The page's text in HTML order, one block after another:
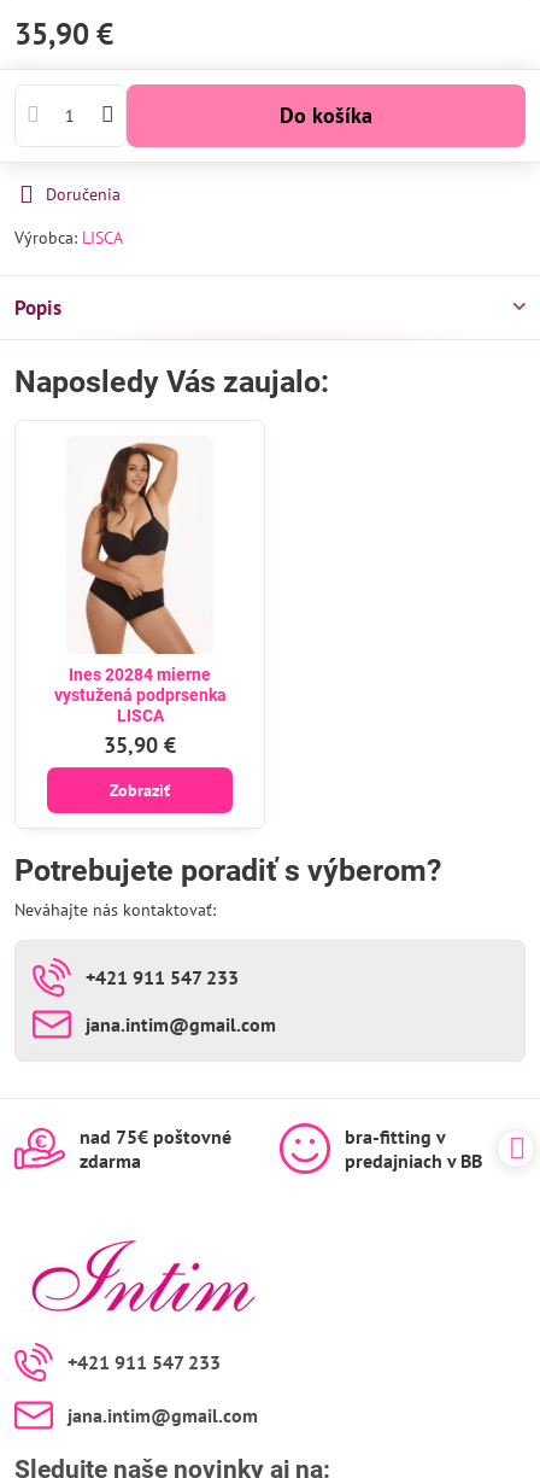
35,90 €
Do košíka
Doručenia
Výrobca: LISCA
Popis
Naposledy Vás zaujalo:
Ines 20284 mierne
vystužená podprsenka
LISCA
35,90 €
Zobraziť
Potrebujete poradiť s výberom?
Neváhajte nás kontaktovať:
+421 911 547 233
jana​.intim​@gmail​.com
nad 75€ poštovné
zdarma
bra-fitting v
predajniach v BB
+421 911 547 233
jana​.intim​@gmail​.com
Sledujte naše novinky aj na: